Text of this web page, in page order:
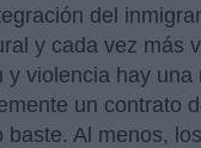
del
y cada vez más
y violencia hay una
un contrato
baste. Al menos,